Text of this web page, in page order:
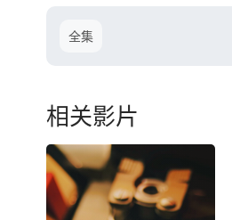
全集
相关影片